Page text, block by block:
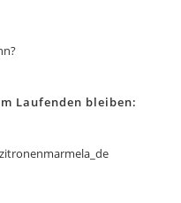
Laufenden bleiben: